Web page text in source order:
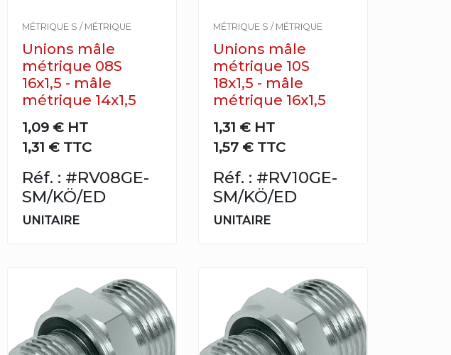
MÉTRIQUE S / MÉTRIQUE
Unions mâle
métrique 08S
16x1,5 - mâle
métrique 14x1,5
1,09 € HT
1,31 € TTC
Réf. : #RV08GE-
SM/KÖ/ED
UNITAIRE
MÉTRIQUE S / MÉTRIQUE
Unions mâle
métrique 10S
18x1,5 - mâle
métrique 16x1,5
1,31 € HT
1,57 € TTC
Réf. : #RV10GE-
SM/KÖ/ED
UNITAIRE